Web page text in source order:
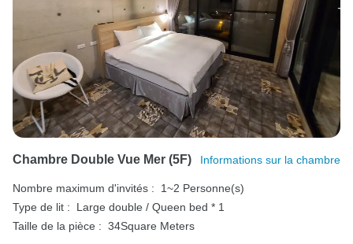
Chambre Double Vue Mer (5F) Informations sur la chambre
Nombre maximum d'invités :
1~2 Personne(s)
Type de lit :
Large double / Queen bed * 1
Taille de la pièce : 34Square Meters